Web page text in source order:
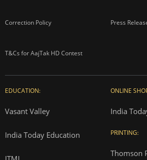
Correction Policy Press
T&Cs for AajTak HD Contest
EDUCATION:
Vasant Valley
India Today Education
ONLINE
India
PRINTING:
Thomson